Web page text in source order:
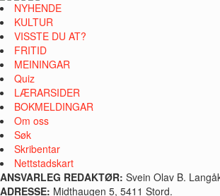
NYHENDE
KULTUR
VISSTE DU AT?
FRITID
MEININGAR
Quiz
LÆRARSIDER
BOKMELDINGAR
Om oss
Søk
Skribentar
Nettstadskart
ANSVARLEG REDAKTØR: Svein Olav B.
ADRESSE: Midthaugen 5, 5411 Stord.